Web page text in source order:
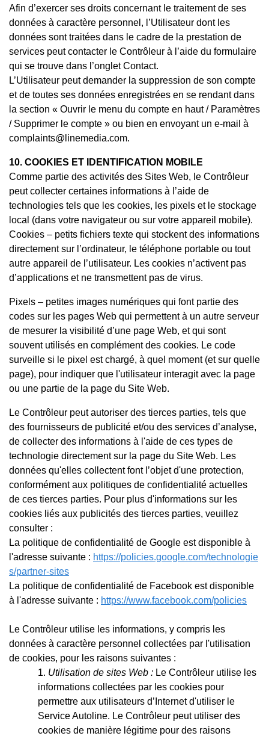
Afin d’exercer ses droits concernant le traitement de ses
données à caractère personnel, l’Utilisateur dont les
données sont traitées dans le cadre de la prestation de
services peut contacter le Contrôleur à l’aide du formulaire
qui se trouve dans l’onglet Contact.
L’Utilisateur peut demander la suppression de son compte
et de toutes ses données enregistrées en se rendant dans
la section « Ouvrir le menu du compte en haut / Paramètres
/ Supprimer le compte » ou bien en envoyant un e-mail à
complaints@linemedia.com.
10. COOKIES ET IDENTIFICATION MOBILE
Comme partie des activités des Sites Web, le Contrôleur
peut collecter certaines informations à l’aide de
technologies tels que les cookies, les pixels et le stockage
local (dans votre navigateur ou sur votre appareil mobile).
Cookies – petits fichiers texte qui stockent des informations
directement sur l’ordinateur, le téléphone portable ou tout
autre appareil de l’utilisateur. Les cookies n’activent pas
d’applications et ne transmettent pas de virus.
Pixels – petites images numériques qui font partie des
codes sur les pages Web qui permettent à un autre serveur
de mesurer la visibilité d’une page Web, et qui sont
souvent utilisés en complément des cookies. Le code
surveille si le pixel est chargé, à quel moment (et sur quelle
page), pour indiquer que l'utilisateur interagit avec la page
ou une partie de la page du Site Web.
Le Contrôleur peut autoriser des tierces parties, tels que
des fournisseurs de publicité et/ou des services d’analyse,
de collecter des informations à l'aide de ces types de
technologie directement sur la page du Site Web. Les
données qu'elles collectent font l’objet d'une protection,
conformément aux politiques de confidentialité actuelles
de ces tierces parties. Pour plus d'informations sur les
cookies liés aux publicités des tierces parties, veuillez
consulter :
La politique de confidentialité de Google est disponible à
l'adresse suivante : https://policies.google.com/technologie
s/partner-sites
La politique de confidentialité de Facebook est disponible
à l'adresse suivante : https://www.facebook.com/policies
Le Contrôleur utilise les informations, y compris les
données à caractère personnel collectées par l'utilisation
de cookies, pour les raisons suivantes :
Utilisation de sites Web : Le Contrôleur utilise les
informations collectées par les cookies pour
permettre aux utilisateurs d’Internet d'utiliser le
Service Autoline. Le Contrôleur peut utiliser des
cookies de manière légitime pour des raisons